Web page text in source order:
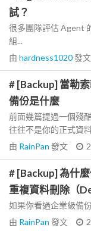
試？
很多團隊評估 Agent
組...
由 hardness1020發文
# [Backup] 當勒
備份是什麼
前面幾篇提過一個殘
往往不是你的正式資
由 RainPan 發文
# [Backup] 為什
重複資料刪除（
如果你看過企業級備
由 RainPan 發文